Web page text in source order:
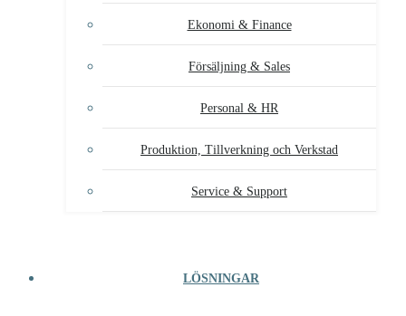
Ekonomi & Finance
Försäljning & Sales
Personal & HR
Produktion, Tillverkning och Verkstad
Service & Support
LÖSNINGAR